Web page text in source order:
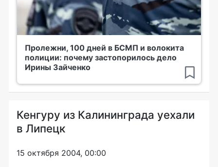
Пролежни, 100 дней в БСМП и волокита
полиции: почему застопорилось дело
Ирины Зайченко
Кенгуру из Калининграда уехали
в Липецк
15 октября 2004, 00:00